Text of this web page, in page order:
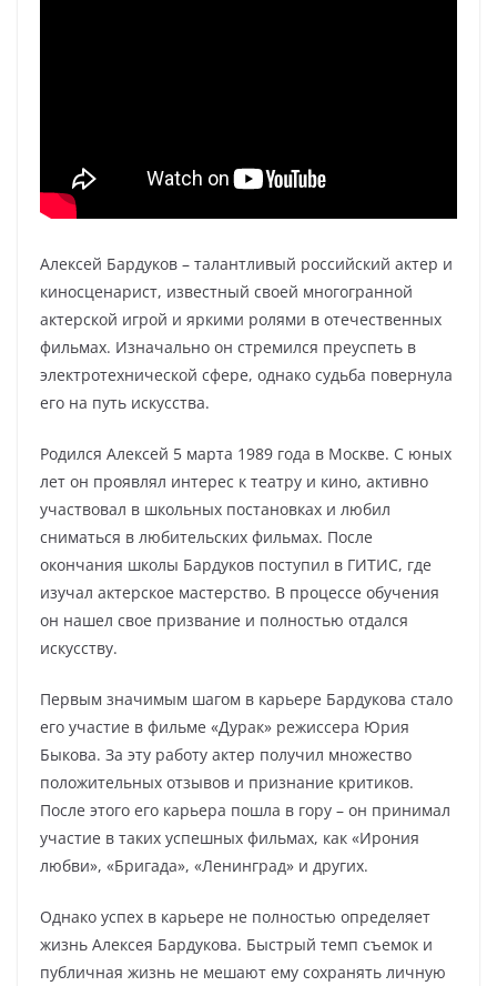
Алексей Бардуков – талантливый российский актер и
киносценарист, известный своей многогранной
актерской игрой и яркими ролями в отечественных
фильмах. Изначально он стремился преуспеть в
электротехнической сфере, однако судьба повернула
его на путь искусства.
Родился Алексей 5 марта 1989 года в Москве. С юных
лет он проявлял интерес к театру и кино, активно
участвовал в школьных постановках и любил
сниматься в любительских фильмах. После
окончания школы Бардуков поступил в ГИТИС, где
изучал актерское мастерство. В процессе обучения
он нашел свое призвание и полностью отдался
искусству.
Первым значимым шагом в карьере Бардукова стало
его участие в фильме «Дурак» режиссера Юрия
Быкова. За эту работу актер получил множество
положительных отзывов и признание критиков.
После этого его карьера пошла в гору – он принимал
участие в таких успешных фильмах, как «Ирония
любви», «Бригада», «Ленинград» и других.
Однако успех в карьере не полностью определяет
жизнь Алексея Бардукова. Быстрый темп съемок и
публичная жизнь не мешают ему сохранять личную